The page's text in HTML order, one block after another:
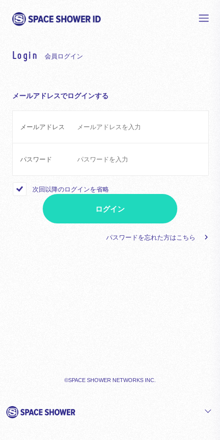
Login 会員ログイン
メールアドレスでログインする
メールアドレス
パスワード
次回以降のログインを省略
ログイン
パスワードを忘れた方はこちら
©SPACE SHOWER NETWORKS INC.